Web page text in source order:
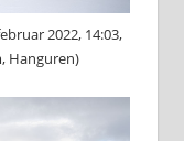
2022, 14:03,
Hanguren)